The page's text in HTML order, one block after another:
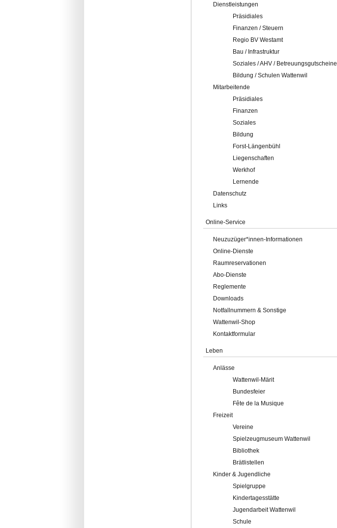
Dienstleistungen
Präsidiales
Finanzen / Steuern
Regio BV Westamt
Bau / Infrastruktur
Soziales / AHV / Betreuungsgutscheine
Bildung / Schulen Wattenwil
Mitarbeitende
Präsidiales
Finanzen
Soziales
Bildung
Forst-Längenbühl
Liegenschaften
Werkhof
Lernende
Datenschutz
Links
Online-Service
Neuzuzüger*innen-Informationen
Online-Dienste
Raumreservationen
Abo-Dienste
Reglemente
Downloads
Notfallnummern & Sonstige
Wattenwil-Shop
Kontaktformular
Leben
Anlässe
Wattenwil-Märit
Bundesfeier
Fête de la Musique
Freizeit
Vereine
Spielzeugmuseum Wattenwil
Bibliothek
Brätlistellen
Kinder & Jugendliche
Spielgruppe
Kindertagesstätte
Jugendarbeit Wattenwil
Schule